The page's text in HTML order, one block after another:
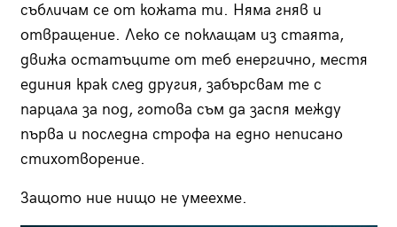
събличам се от кожата ти. Няма гняв и
отвращение. Леко се поклащам из стаята,
движа остатъците от теб енергично, местя
единия крак след другия, забърсвам те с
парцала за под, готова съм да заспя между
първа и последна строфа на едно неписано
стихотворение.
Защото ние нищо не умеехме.